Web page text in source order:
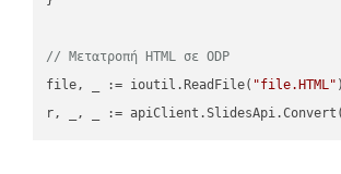
// Μετατροπή HTML σε ODP
file, _ := ioutil.ReadFile( "file.HTML" )
r, _, _ :=